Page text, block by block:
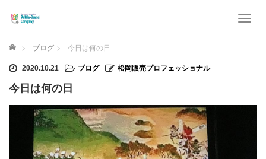
T
ホーム ブログ 今日は何の日
2020.10.21 ブログ 松岡販売プロフェッショナル
今日は何の日